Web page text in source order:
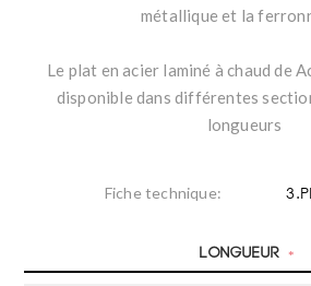
métallique et la
Le plat en acier laminé à chaud de
disponible dans différentes
longueurs
Fiche technique:
Longueur *